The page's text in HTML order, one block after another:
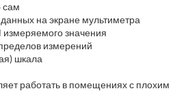
сам
на экране мультиметра
значения
измерений
шкала
работать в помещениях с плохим